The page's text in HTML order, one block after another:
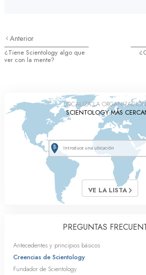
Anterior
¿Tiene Scientology algo que
ver con la mente?
LOCALIZA LA
SCIENTOLOGY MÁS
VE LA LISTA
PREGUNTAS
Antecedentes y principios básicos
Creencias de Scientology
Fundador de Scientology